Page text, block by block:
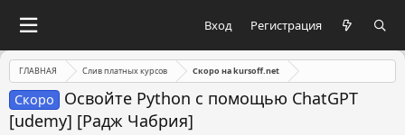
Вход Регистрация
ГЛАВНАЯ Слив платных курсов Скоро на kursoff.net
Скоро
Освойте Python с помощью ChatGPT
[udemy] [Радж Чабрия]